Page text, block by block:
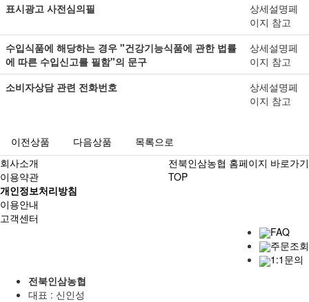
표시광고 사전심의필
상세설명페
이지 참고
수입식품에 해당하는 경우 "건강기능식품에 관한 법률
에 따른 수입신고를 필함"의 문구
상세설명페
이지 참고
소비자상담 관련 전화번호
상세설명페
이지 참고
이전상품 다음상품
목록으로
회사소개
이용약관
개인정보처리방침
이용안내
고객센터
전북인삼농협 홈페이지 바로가기
TOP
FAQ
주문조회
1:1문의
전북인삼농협
대표 : 신인성